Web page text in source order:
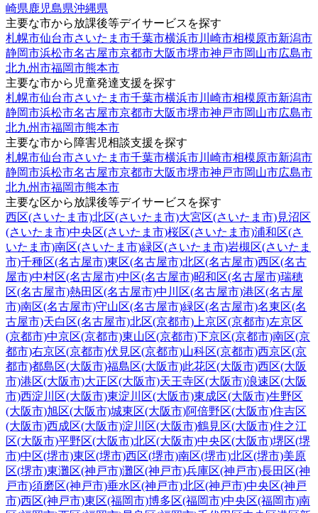
崎県鹿児島県沖縄県
主要な市から放課後等デイサービスを探す
札幌市仙台市さいたま市千葉市横浜市川崎市相模原市新潟市
静岡市浜松市名古屋市京都市大阪市堺市神戸市岡山市広島市
北九州市福岡市熊本市
主要な市から児童発達支援を探す
札幌市仙台市さいたま市千葉市横浜市川崎市相模原市新潟市
静岡市浜松市名古屋市京都市大阪市堺市神戸市岡山市広島市
北九州市福岡市熊本市
主要な市から障害児相談支援を探す
札幌市仙台市さいたま市千葉市横浜市川崎市相模原市新潟市
静岡市浜松市名古屋市京都市大阪市堺市神戸市岡山市広島市
北九州市福岡市熊本市
主要な区から放課後等デイサービスを探す
西区(さいたま市)北区(さいたま市)大宮区(さいたま市)見沼区
(さいたま市)中央区(さいたま市)桜区(さいたま市)浦和区(さ
いたま市)南区(さいたま市)緑区(さいたま市)岩槻区(さいたま
市)千種区(名古屋市)東区(名古屋市)北区(名古屋市)西区(名古
屋市)中村区(名古屋市)中区(名古屋市)昭和区(名古屋市)瑞穂
区(名古屋市)熱田区(名古屋市)中川区(名古屋市)港区(名古屋
市)南区(名古屋市)守山区(名古屋市)緑区(名古屋市)名東区(名
古屋市)天白区(名古屋市)北区(京都市) 上京区(京都市)左京区
(京都市)中京区(京都市)東山区(京都市)下京区(京都市)南区(京
都市)右京区(京都市)伏見区(京都市)山科区(京都市)西京区(京
都市)都島区(大阪市)福島区(大阪市)此花区(大阪市)西区(大阪
市)港区(大阪市)大正区(大阪市)天王寺区(大阪市)浪速区(大阪
市)西淀川区(大阪市)東淀川区(大阪市)東成区(大阪市)生野区
(大阪市)旭区(大阪市)城東区(大阪市)阿倍野区(大阪市)住吉区
(大阪市)西成区(大阪市)淀川区(大阪市)鶴見区(大阪市)住之江
区(大阪市)平野区(大阪市)北区(大阪市)中央区(大阪市)堺区(堺
市)中区(堺市)東区(堺市)西区(堺市)南区(堺市)北区(堺市)美原
区(堺市)東灘区(神戸市)灘区(神戸市)兵庫区(神戸市)長田区(神
戸市)須磨区(神戸市)垂水区(神戸市)北区(神戸市)中央区(神戸
市)西区(神戸市)東区(福岡市)博多区(福岡市)中央区(福岡市)南